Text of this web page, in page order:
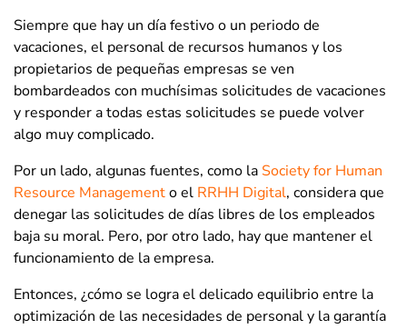
Siempre que hay un día festivo o un periodo de
vacaciones, el personal de recursos humanos y los
propietarios de pequeñas empresas se ven
bombardeados con muchísimas solicitudes de vacaciones
y responder a todas estas solicitudes se puede volver
algo muy complicado.
Por un lado, algunas fuentes, como la Society for Human
Resource Managemento el RRHH Digital, considera que
denegar las solicitudes de días libres de los empleados
baja su moral. Pero, por otro lado, hay que mantener el
funcionamiento de la empresa.
Entonces, ¿cómo se logra el delicado equilibrio entre la
optimización de las necesidades de personal y la garantía